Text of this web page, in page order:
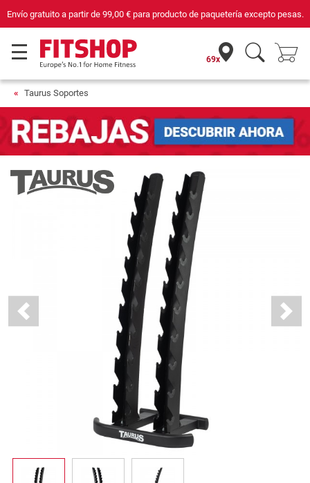
Compra con seguridad en Fitshop, comercio con sello de Confianza Online.
69x
Taurus Soportes
Previous Next